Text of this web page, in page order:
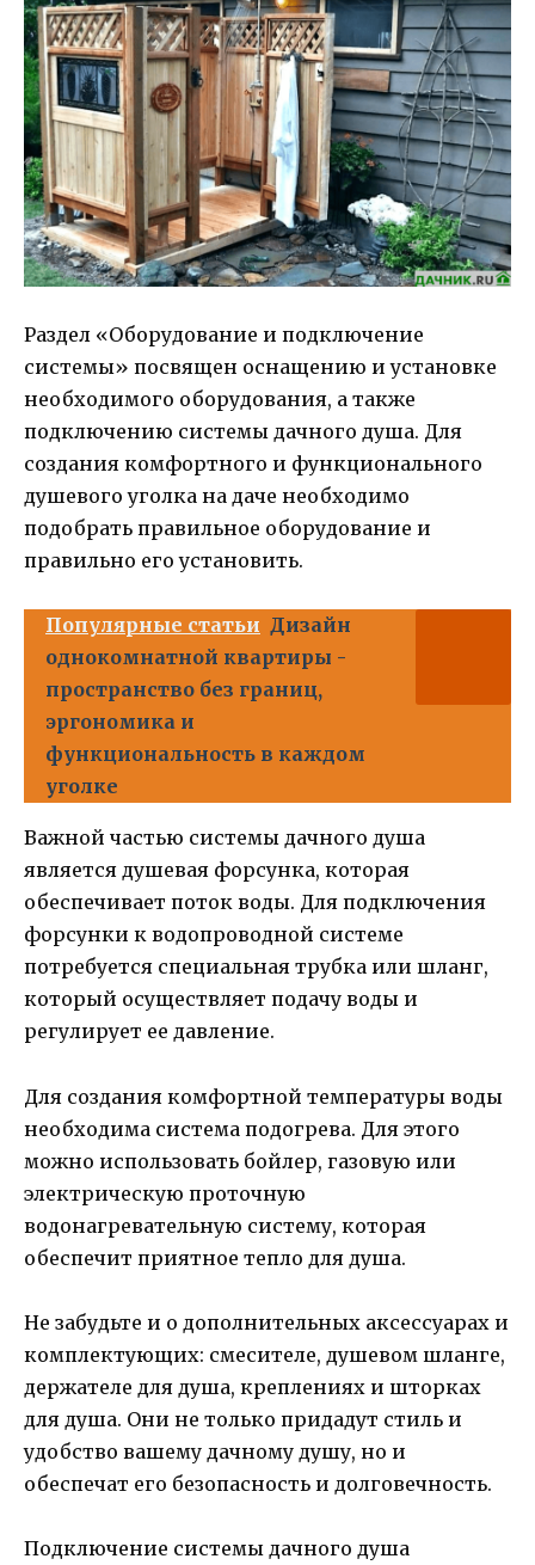
Раздел «Оборудование и подключение
системы» посвящен оснащению и установке
необходимого оборудования, а также
подключению системы дачного душа. Для
создания комфортного и функционального
душевого уголка на даче необходимо
подобрать правильное оборудование и
правильно его установить.
Популярные статьи Дизайн
однокомнатной квартиры -
пространство без границ,
эргономика и
функциональность в каждом
уголке
Важной частью системы дачного душа
является душевая форсунка, которая
обеспечивает поток воды. Для подключения
форсунки к водопроводной системе
потребуется специальная трубка или шланг,
который осуществляет подачу воды и
регулирует ее давление.
Для создания комфортной температуры воды
необходима система подогрева. Для этого
можно использовать бойлер, газовую или
электрическую проточную
водонагревательную систему, которая
обеспечит приятное тепло для душа.
Не забудьте и о дополнительных аксессуарах и
комплектующих: смесителе, душевом шланге,
держателе для душа, креплениях и шторках
для душа. Они не только придадут стиль и
удобство вашему дачному душу, но и
обеспечат его безопасность и долговечность.
Подключение системы дачного душа